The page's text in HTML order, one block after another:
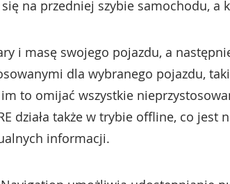
na przedniej szybie samochodu, a
i masę swojego pojazdu, a
dla wybranego pojazdu,
to omijać wszystkie
działa także w trybie offline, co jest
informacji.